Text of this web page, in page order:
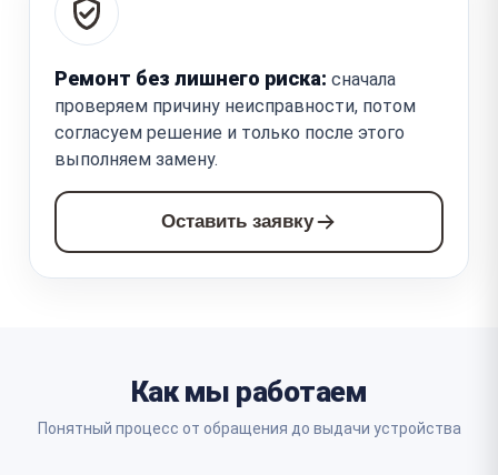
Ремонт без лишнего риска: сначала
проверяем причину неисправности, потом
согласуем решение и только после этого
выполняем замену.
Оставить заявку
Как мы работаем
Понятный процесс от обращения до выдачи устройства